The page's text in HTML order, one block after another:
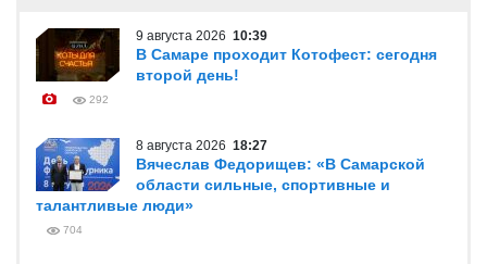
9 августа 2026 10:39
В Самаре проходит Котофест: сегодня
второй день!
292
8 августа 2026 18:27
Вячеслав Федорищев: «В Самарской
области сильные, спортивные и
талантливые люди»
704